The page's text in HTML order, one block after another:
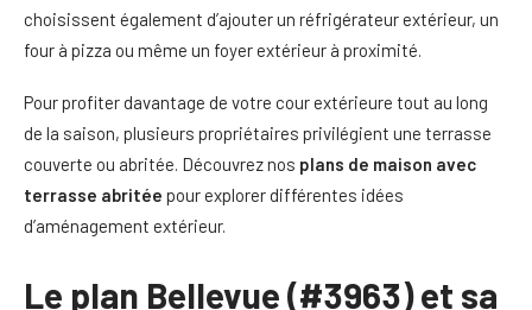
choisissent également d’ajouter un réfrigérateur extérieur, un
four à pizza ou même un foyer extérieur à proximité.
Pour profiter davantage de votre cour extérieure tout au long
de la saison, plusieurs propriétaires privilégient une terrasse
couverte ou abritée. Découvrez nos plans de maison avec
terrasse abritée pour explorer différentes idées
d’aménagement extérieur.
Le plan Bellevue (#3963) et sa